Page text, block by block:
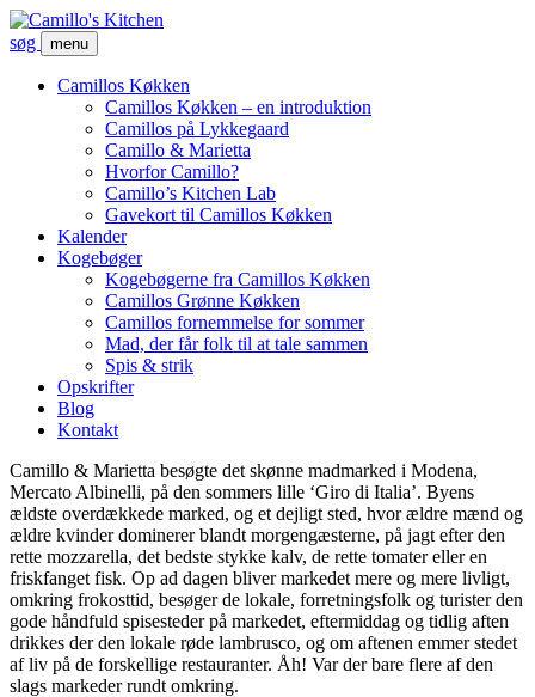
søg menu
Camillos Køkken
Camillos Køkken – en introduktion
Camillos på Lykkegaard
Camillo & Marietta
Hvorfor Camillo?
Camillo’s Kitchen Lab
Gavekort til Camillos Køkken
Kalender
Kogebøger
Kogebøgerne fra Camillos Køkken
Camillos Grønne Køkken
Camillos fornemmelse for sommer
Mad, der får folk til at tale sammen
Spis & strik
Opskrifter
Blog
Kontakt
Camillo & Marietta besøgte det skønne madmarked i Modena,
Mercato Albinelli, på den sommers lille ‘Giro di Italia’. Byens
ældste overdækkede marked, og et dejligt sted, hvor ældre mænd og
ældre kvinder dominerer blandt morgengæsterne, på jagt efter den
rette mozzarella, det bedste stykke kalv, de rette tomater eller en
friskfanget fisk. Op ad dagen bliver markedet mere og mere livligt,
omkring frokosttid, besøger de lokale, forretningsfolk og turister den
gode håndfuld spisesteder på markedet, eftermiddag og tidlig aften
drikkes der den lokale røde lambrusco, og om aftenen emmer stedet
af liv på de forskellige restauranter. Åh! Var der bare flere af den
slags markeder rundt omkring.